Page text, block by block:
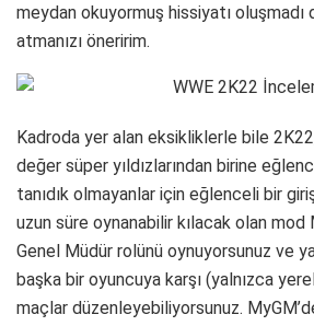
meydan okuyormuş hissiyatı
atmanızı öneririm.
Kadroda yer alan eksikliklerle bile
değer süper yıldızlarından birine
tanıdık olmayanlar için eğlenceli bir
uzun süre oynanabilir kılacak olan
Genel Müdür rolünü oynuyorsunuz ve
başka bir oyuncuya karşı (yalnızca
maçlar düzenleyebiliyorsunuz.